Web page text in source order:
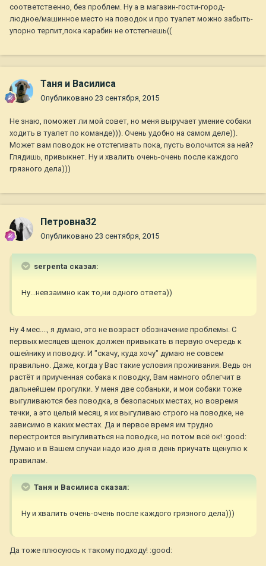
соответственно, без проблем. Ну а в магазин-гости-город-
людное/машинное место на поводок и про туалет можно забыть-
упорно терпит,пока карабин не отстегнешь((
Таня и Василиса
Опубликовано 23 сентября, 2015
Не знаю, поможет ли мой совет, но меня выручает умение собаки
ходить в туалет по команде))). Очень удобно на самом деле)).
Может вам поводок не отстегивать пока, пусть волочится за ней?
Глядишь, привыкнет. Ну и хвалить очень-очень после каждого
грязного дела)))
Петровна32
Опубликовано 23 сентября, 2015
serpenta сказал:
Ну...невзаимно как то,ни одного ответа))
Ну 4 мес...., я думаю, это не возраст обозначение проблемы. С
первых месяцев щенок должен привыкать в первую очередь к
ошейнику и поводку. И "скачу, куда хочу" думаю не совсем
правильно. Даже, когда у Вас такие условия проживания. Ведь он
растёт и приученная собака к поводку, Вам намного облегчит в
дальнейшем прогулки. У меня две собаньки, и мои собаки тоже
выгуливаются без поводка, в безопасных местах, но вовремя
течки, а это целый месяц, я их выгуливаю строго на поводке, не
зависимо в каких местах. Да и первое время им трудно
перестроится выгуливаться на поводке, но потом всё ок! :good:
Думаю и в Вашем случаи надо изо дня в день приучать щенулю к
правилам.
Таня и Василиса сказал:
Ну и хвалить очень-очень после каждого грязного дела)))
Да тоже плюсуюсь к такому подходу! :good: